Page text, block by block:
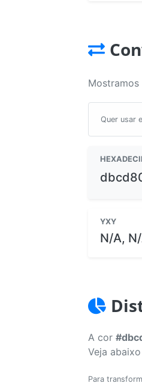
Quer usar
YXY
N/A,
A cor
Veja
Para